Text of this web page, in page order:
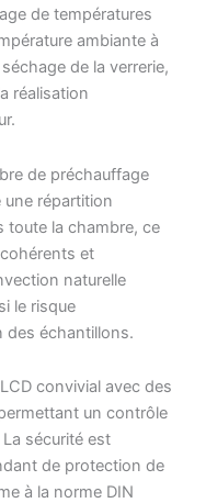
de températures
ambiante à
de la verrerie,
réalisation
de préchauffage
une répartition
toute la chambre, ce
et
naturelle
le risque
des échantillons.
convivial avec des
un contrôle
La sécurité est
de protection de
à la norme DIN